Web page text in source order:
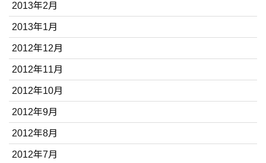
2013年2月
2013年1月
2012年12月
2012年11月
2012年10月
2012年9月
2012年8月
2012年7月